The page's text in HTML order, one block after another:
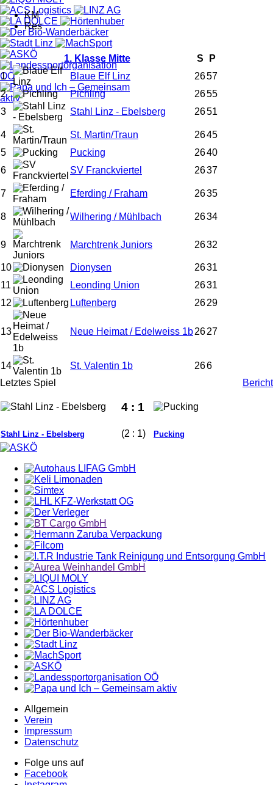
KM
Res
1. Klasse Mitte S
P
1
Blaue Elf Linz 2657
2
Pichling 2655
3
Stahl Linz - Ebelsberg 2651
4 St. Martin/Traun 2645
5
Pucking 2640
6
SV Franckviertel 2637
7 Eferding / Fraham 2635
8 Wilhering / Mühlbach 2634
9 Marchtrenk Juniors 2632
10 Dionysen 2631
11
Leonding Union 2631
12
Luftenberg 2629
13 Neue Heimat / Edelweiss 1b2627
14 St. Valentin 1b 266
Letztes Spiel
Bericht
4 : 1
Stahl Linz - Ebelsberg (2 : 1) Pucking
Allgemein
Verein
Impressum
Datenschutz
Folge uns auf
Facebook